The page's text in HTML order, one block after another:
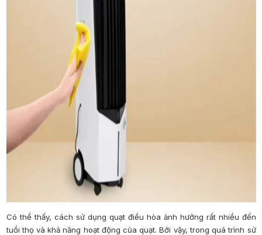
Có thể thấy, cách sử dụng quạt điều hòa ảnh hưởng rất nhiều đến
tuổi thọ và khả năng hoạt động của quạt. Bởi vậy, trong quá trình sử